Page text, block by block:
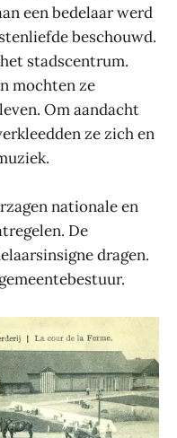
een bedelaar werd
beschouwd.
stadscentrum.
mochten ze
Om aandacht
ze zich en
nationale en
De
dragen.